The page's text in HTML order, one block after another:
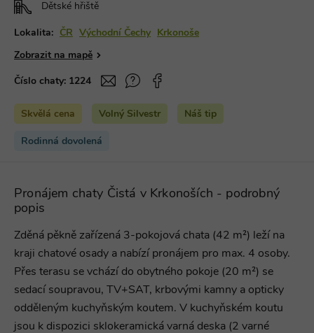
Dětské hřiště
Lokalita: ČR Východní Čechy Krkonoše
Zobrazit na mapě
Číslo chaty: 1224
Skvělá cena Volný Silvestr Náš tip
Rodinná dovolená
Pronájem chaty Čistá v Krkonoších - podrobný
popis
Zděná pěkně zařízená 3-pokojová chata (42 m²) leží na
kraji chatové osady a nabízí pronájem pro max. 4 osoby.
Přes terasu se vchází do obytného pokoje (20 m²) se
sedací soupravou, TV+SAT, krbovými kamny a opticky
odděleným kuchyňským koutem. V kuchyňském koutu
jsou k dispozici sklokeramická varná deska (2 varné